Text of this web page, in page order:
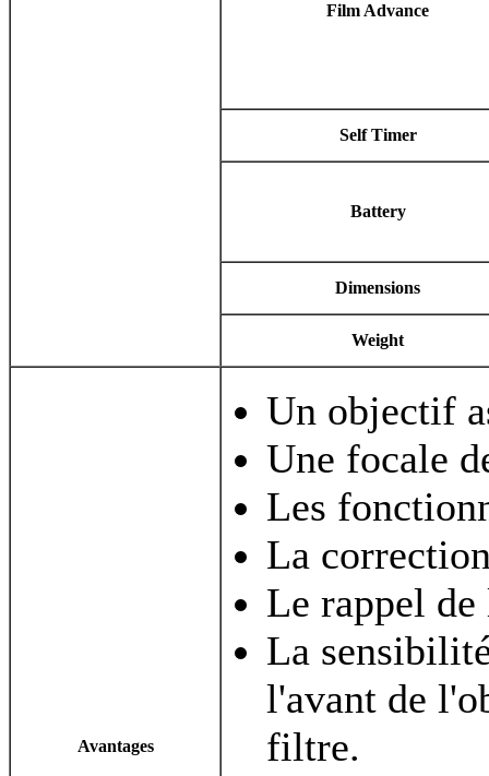
Film Advance
Self Timer
Battery
Dimensions
Weight
Avantages
Un objectif
Une focale
Les
La
Le rappel
La
l'avant de
filtre.